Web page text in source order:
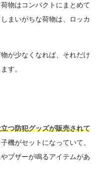
物はコンパクトにまとめて
まいがちな荷物は、ロッカ
が少なくなれば、それだけ
す。
つ防犯グッズが販売されて
機がセットになっていて、
ブザーが鳴るアイテムがあ